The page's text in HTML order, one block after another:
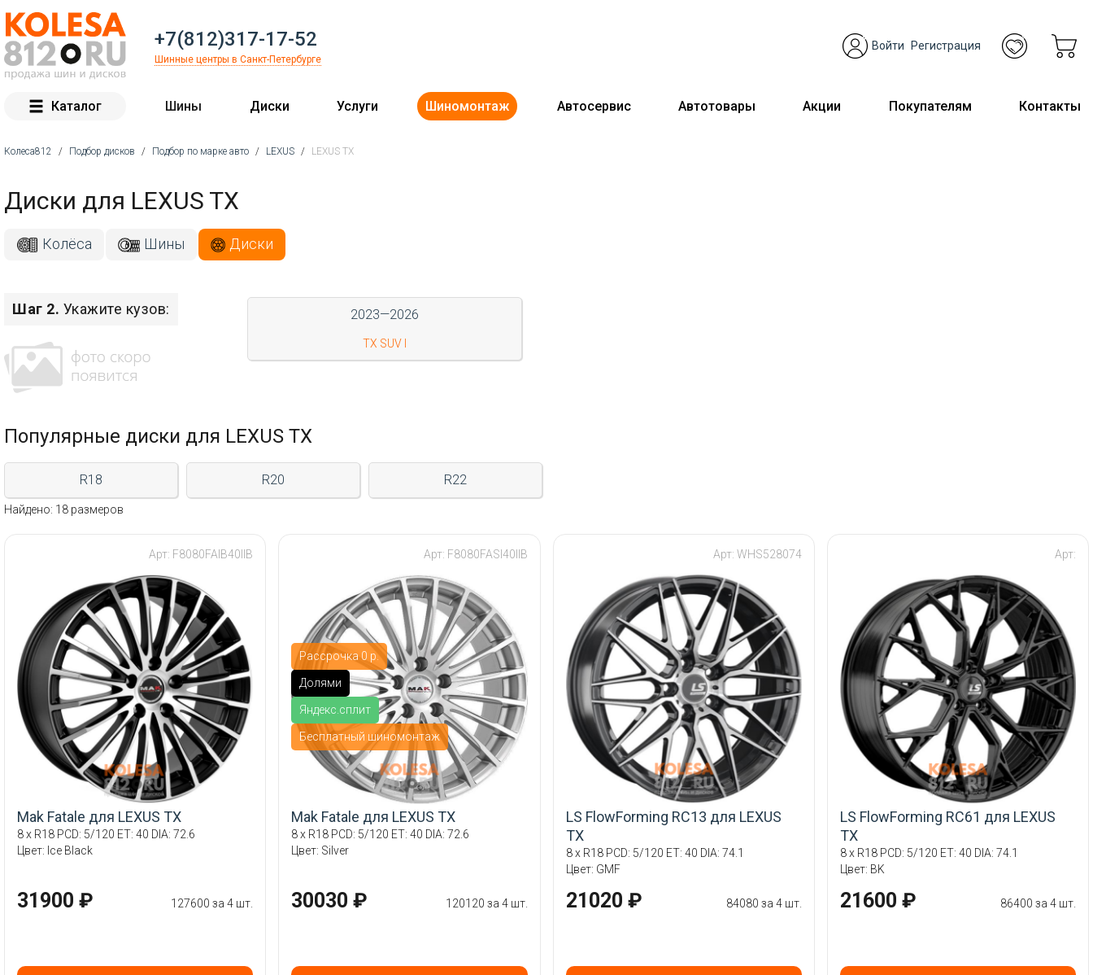
+7(812)317-17-52
Шинные центры в Санкт-Петербурге
Войти Регистрация
Каталог Шины Диски Услуги Шиномонтаж Автосервис Автотовары Акции Покупателям Контакты
Колеса812 / Подбор дисков / Подбор по марке авто / LEXUS / LEXUS TX
Диски для LEXUS TX
Колёса Шины Диски
Шаг 2. Укажите кузов: 2023—2026
TX SUV I
Популярные диски для LEXUS TX
R18 R20 R22
Найдено: 18 размеров
Арт: F8080FAIB40IIB
Mak Fatale для LEXUS TX
8 x R18 PCD: 5/120 ET: 40 DIA: 72.6
Цвет: Ice Black
31900 ₽ 127600 за 4 шт.
Рассрочка 0 р.
Долями
Яндекс.сплит
Бесплатный шиномонтаж
Арт: F8080FASI40IIB
Mak Fatale для LEXUS TX
8 x R18 PCD: 5/120 ET: 40 DIA: 72.6
Цвет: Silver
30030 ₽ 120120 за 4 шт.
Арт: WHS528074
LS FlowForming RC13 для LEXUS
TX
8 x R18 PCD: 5/120 ET: 40 DIA: 74.1
Цвет: GMF
21020 ₽ 84080 за 4 шт.
Арт:
LS FlowForming RC61 для LEXUS
TX
8 x R18 PCD: 5/120 ET: 40 DIA: 74.1
Цвет: BK
21600 ₽ 86400 за 4 шт.